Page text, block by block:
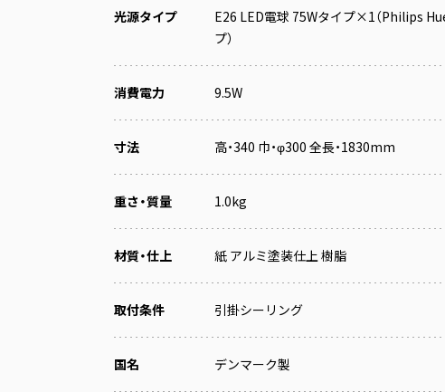
光源タイプ
E26 LED電球 75Wタイプ×1（Philips
プ）
消費電力 9.5W
寸法 高・340 巾・φ300 全長・1830mm
重さ・質量 1.0kg
材質・仕上 紙 アルミ塗装仕上 樹脂
取付条件 引掛シーリング
国名 デンマーク製